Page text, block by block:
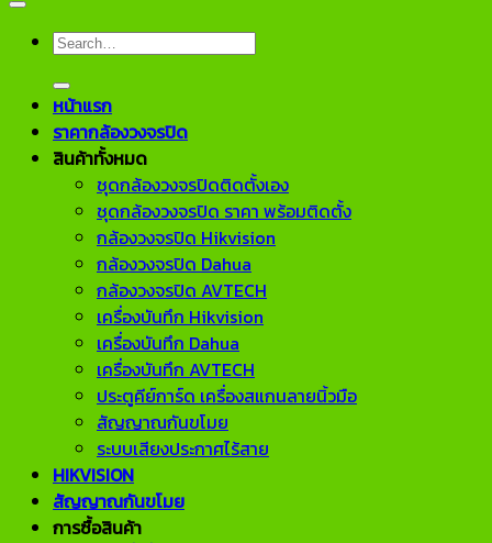
Search
หน้าแรก
ราคากล้องวงจรปิด
สินค้าทั้งหมด
ชุดกล้องวงจรปิดติดตั้งเอง
ชุดกล้องวงจรปิด ราคา พร้อมติดตั้ง
กล้องวงจรปิด Hikvision
กล้องวงจรปิด Dahua
กล้องวงจรปิด AVTECH
เครื่องบันทึก Hikvision
เครื่องบันทึก Dahua
เครื่องบันทึก AVTECH
ประตูคีย์การ์ด เครื่องสแกนลายนิ้วมือ
สัญญาณกันขโมย
ระบบเสียงประกาศไร้สาย
HIKVISION
สัญญาณกันขโมย
การซื้อสินค้า